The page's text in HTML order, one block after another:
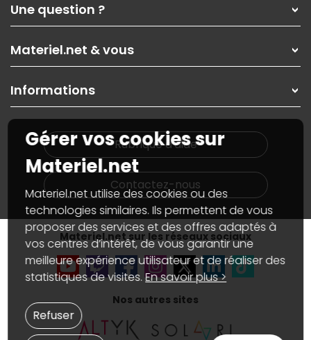
Nos services
Les magasins Materiel.net
Nos solutions pour les pros
Contactez-nous
Une question ?
Paiement, livraison
Garanties,Pack Zen
SAV, demander un retour
Informations
Materiel.net & vous
On rachète votre carte graphique
PC sur mesure : Votre RDV personnalisé
Notre démarche écologique
Materiel.net recrute
Notre programme d'affiliation
Partenariat & Sponsoring
Informations
Plan du site
Nos marques
Conditions générales de vente
Marketplace
Informations légales
Données personnellesetcookies
Gérer vos cookies
Accessibilité : non conforme
Rubrique d'aide
Contactez-nous
Materiel.net sur les réseaux sociaux
Nos autres sites
Gérer vos cookies sur
Materiel.net
Materiel.net utilise des cookies ou des
technologies similaires. Ils permettent de vous
proposer des services et des offres adaptés à
vos centres d’intérêt, de vous garantir une
meilleure expérience utilisateur et de réaliser des
statistiques de visites.En savoir plus >
Refuser